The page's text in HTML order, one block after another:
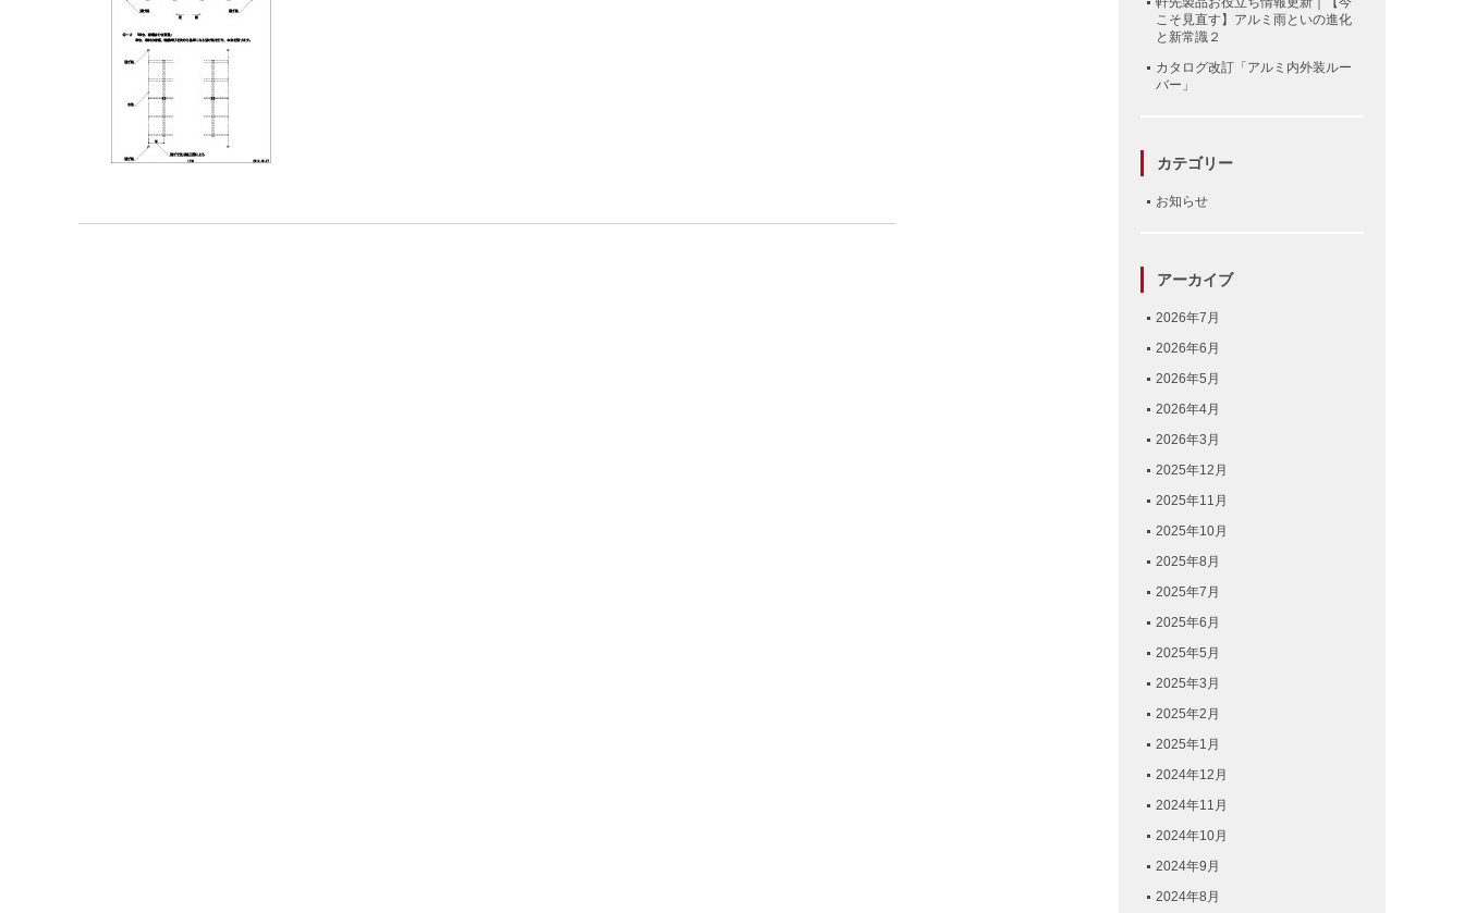
こそ見直す】アルミ雨といの進化
と新常識２
カタログ改訂「アルミ内外装ルー
バー」
カテゴリー
お知らせ
アーカイブ
2026年7月
2026年6月
2026年5月
2026年4月
2026年3月
2025年12月
2025年11月
2025年10月
2025年8月
2025年7月
2025年6月
2025年5月
2025年3月
2025年2月
2025年1月
2024年12月
2024年11月
2024年10月
2024年9月
2024年8月